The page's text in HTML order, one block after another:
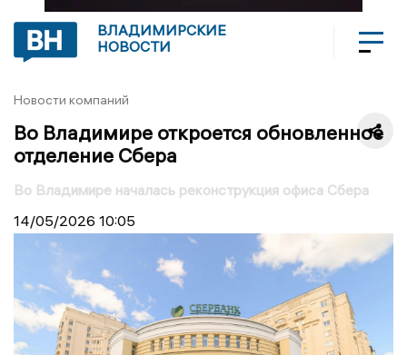
ВЛАДИМИРСКИЕ
НОВОСТИ
Новости компаний
Во Владимире откроется обновленное
отделение Сбера
Во Владимире началась реконструкция офиса Сбера
14/05/2026 10:05